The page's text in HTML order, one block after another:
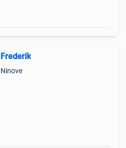
Frederik
Ninove